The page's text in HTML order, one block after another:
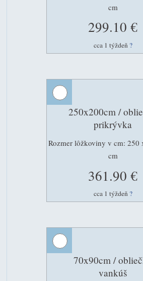
cm
299.10 €
cca 1 týždeň ?
250x200cm /
prikrývka
Rozmer lôžkoviny v cm: 250
cm
361.90 €
cca 1 týždeň ?
70x90cm /
vankúš